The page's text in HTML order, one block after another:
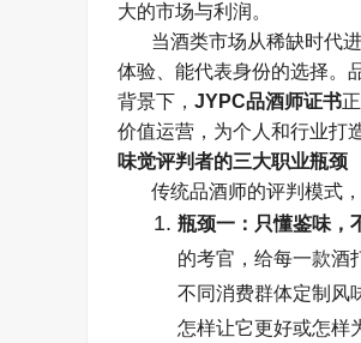
大的市场与利润。
当酒类市场从稀缺时代
体验、能代表身份的选择。
背景下， JYPC品酒师证书
价值运营，为个人和行业打
味觉评判者的三大职业瓶颈
传统品酒师的评判模式
瓶颈一：只懂鉴味，
的考官，给每一款酒
不同消费群体定制风
怎样让它更好或怎样